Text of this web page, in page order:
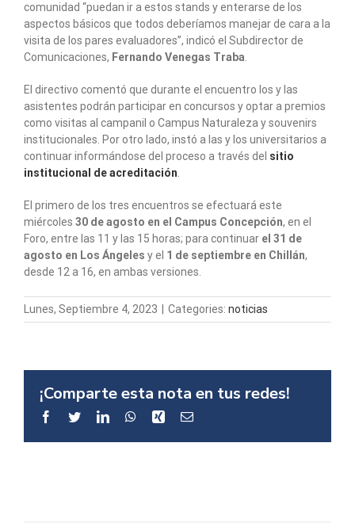
comunidad “puedan ir a estos stands y enterarse de los
aspectos básicos que todos deberíamos manejar de cara a la
visita de los pares evaluadores”, indicó el Subdirector de
Comunicaciones, Fernando Venegas Traba.
El directivo comentó que durante el encuentro los y las
asistentes podrán participar en concursos y optar a premios
como visitas al campanil o Campus Naturaleza y souvenirs
institucionales. Por otro lado, instó a las y los universitarios a
continuar informándose del proceso a través del sitio
institucional de acreditación.
El primero de los tres encuentros se efectuará este
miércoles 30 de agosto en el Campus Concepción, en el
Foro, entre las 11 y las 15 horas; para continuar el 31 de
agosto en Los Ángeles y el 1 de septiembre en Chillán,
desde 12 a 16, en ambas versiones.
Lunes, Septiembre 4, 2023 Categories: noticias
¡Comparte esta nota en tus redes!
Facebook
TwitterLinkedInWhatsApp
Xing Email